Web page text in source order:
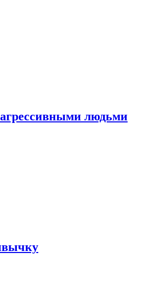
агрессивными людьми